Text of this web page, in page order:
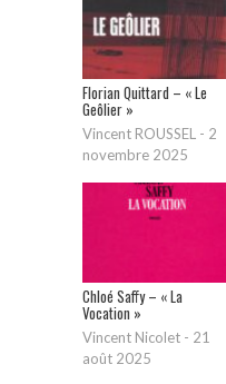
Florian Quittard – « Le
Geôlier »
Vincent ROUSSEL - 2
novembre 2025
Chloé Saffy – « La
Vocation »
Vincent Nicolet - 21
août 2025